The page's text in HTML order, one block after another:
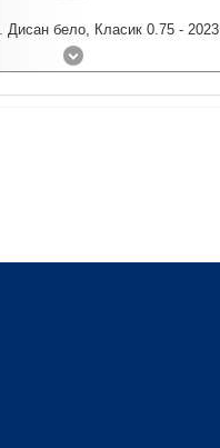
Дисан бело, Класик 0.75 - 2023